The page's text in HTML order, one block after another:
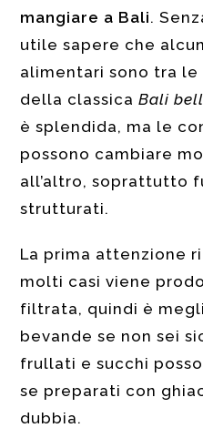
mangiare a Bali.
utile sapere che
alimentari sono tra
della classicaBali
è splendida, ma le
possono cambiare
all’altro, soprattutto
strutturati.
La prima attenzione
molti casi viene
filtrata, quindi è
bevande se non sei
frullati e succhi
se preparati con
dubbia.